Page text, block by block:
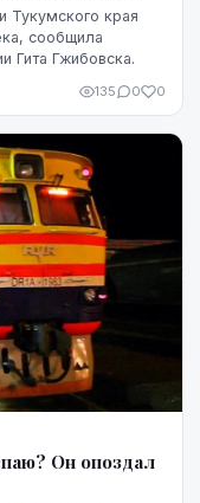
Тукумского края
сообщила
Гита Гжибовска.
135 0 0
Он опоздал